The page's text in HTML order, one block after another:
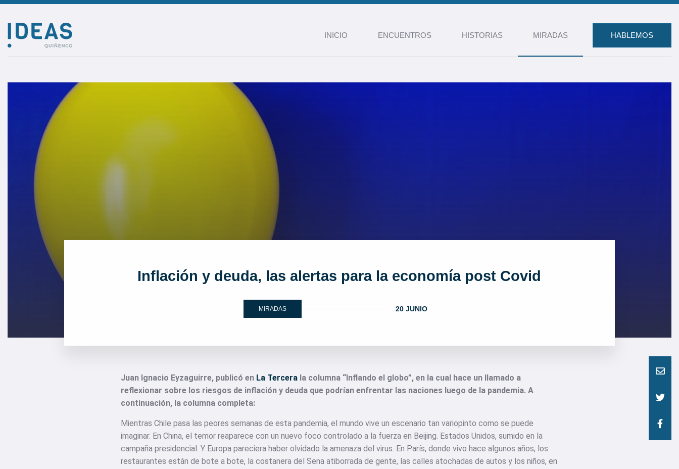
INICIO ENCUENTROS HISTORIAS MIRADAS HABLEMOS
Inflación y deuda, las alertas para la economía post Covid
MIRADAS 20 JUNIO
Juan Ignacio Eyzaguirre, publicó en La Tercera la columna “Inflando el globo”, en la cual hace un llamado a
reflexionar sobre los riesgos de inflación y deuda que podrían enfrentar las naciones luego de la pandemia. A
continuación, la columna completa:
Mientras Chile pasa las peores semanas de esta pandemia, el mundo vive un escenario tan variopinto como se puede
imaginar. En China, el temor reaparece con un nuevo foco controlado a la fuerza en Beijing. Estados Unidos, sumido en la
campaña presidencial. Y Europa pareciera haber olvidado la amenaza del virus. En París, donde vivo hace algunos años, los
restaurantes están de bote a bote, la costanera del Sena atiborrada de gente, las calles atochadas de autos y los niños, en